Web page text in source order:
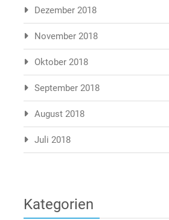
Dezember 2018
November 2018
Oktober 2018
September 2018
August 2018
Juli 2018
Kategorien